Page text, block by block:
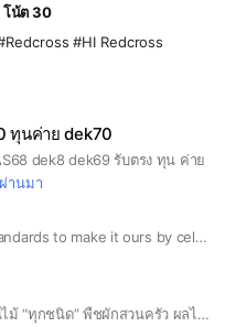
โน้ต 30
#HI Redcross
ทุนค่าย dek70
dek8 dek69 รับตรง ทุน ค่าย
านมา
Redefining our beauty standards to make it ours by celebrating diversity, individuality and real size beauty. #RealSizeBeauty
ห้องสำหรับคนรักการปลูกต้นไม้ “ทุกชนิด” พืชผักสวนครัว ผลไม้ ไม้ดอกไม้ประดับ แคคตัส ฯลฯ 🙋🏻‍♀️ มาอวดต้นไม้และผลผลิตของคุณที่นี่ ! 😃 มาแลกเปลี่ยนความรู้เรื่องต้นไม้ วิธีการปลูก ปัญหาที่พบ และความสุขจากการปลูกต้นไม้กันเถอะ คุยกันทั้งวัน..ฉันท์พี่น้อง 🥰